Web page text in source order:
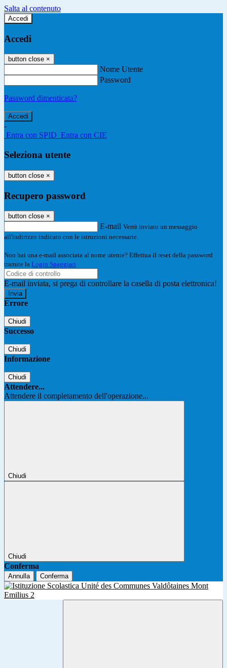
Salta al contenuto
Accedi
Accedi
button close ×
Nome Utente
Password
Password dimenticata?
-
Entra con SPID Entra con CIE
Seleziona utente
button close ×
Recupero password
button close ×
E-mail Verrà inviato un messaggio
all'indirizzo indicato con le istruzioni necessarie.
Non hai una e-mail associata al nome utente? Effettua il reset della password
tramite la Login Spaggiari
E-mail inviata, si prega di controllare la casella di posta elettronica!
Errore
Chiudi
Successo
Chiudi
Informazione
Chiudi
Attendere...
Attendere il completamento dell'operazione...
Chiudi
Chiudi
Conferma
Annulla Conferma